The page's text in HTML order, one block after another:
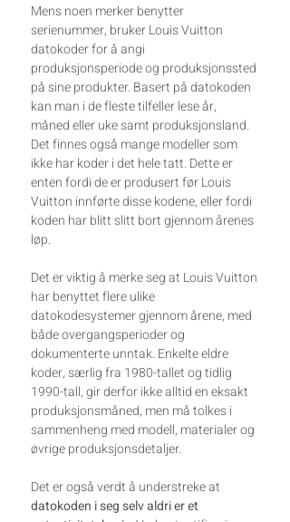
Mens noen merker benytter
serienummer, bruker Louis Vuitton
datokoder for å angi
produksjonsperiode og produksjonssted
på sine produkter. Basert på datokoden
kan man i de fleste tilfeller lese år,
måned eller uke samt produksjonsland.
Det finnes også mange modeller som
ikke har koder i det hele tatt. Dette er
enten fordi de er produsert før Louis
Vuitton innførte disse kodene, eller fordi
koden har blitt slitt bort gjennom årenes
løp.
Det er viktig å merke seg at Louis Vuitton
har benyttet flere ulike
datokodesystemer gjennom årene, med
både overgangsperioder og
dokumenterte unntak. Enkelte eldre
koder, særlig fra 1980-tallet og tidlig
1990-tall, gir derfor ikke alltid en eksakt
produksjonsmåned, men må tolkes i
sammenheng med modell, materialer og
øvrige produksjonsdetaljer.
Det er også verdt å understreke at
datokoden i seg selv aldri er et